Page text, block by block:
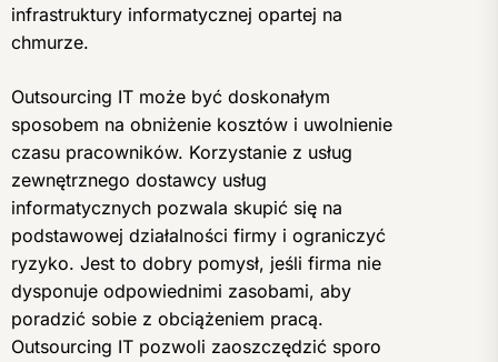
infrastruktury informatycznej opartej na
chmurze.
Outsourcing IT może być doskonałym
sposobem na obniżenie kosztów i uwolnienie
czasu pracowników. Korzystanie z usług
zewnętrznego dostawcy usług
informatycznych pozwala skupić się na
podstawowej działalności firmy i ograniczyć
ryzyko. Jest to dobry pomysł, jeśli firma nie
dysponuje odpowiednimi zasobami, aby
poradzić sobie z obciążeniem pracą.
Outsourcing IT pozwoli zaoszczędzić sporo